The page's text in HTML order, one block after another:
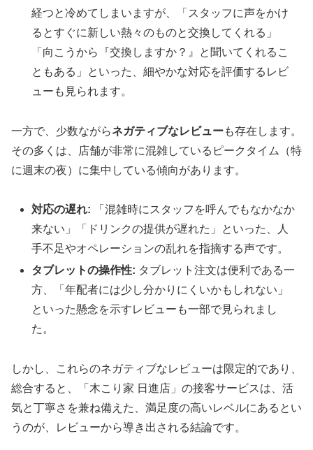
経つと冷めてしまいますが、「スタッフに声をかけ
るとすぐに新しい熱々のものと交換してくれる」
「向こうから『交換しますか？』と聞いてくれるこ
ともある」といった、細やかな対応を評価するレビ
ューも見られます。
一方で、少数ながらネガティブなレビューも存在します。
その多くは、店舗が非常に混雑しているピークタイム（特
に週末の夜）に集中している傾向があります。
対応の遅れ: 「混雑時にスタッフを呼んでもなかなか
来ない」「ドリンクの提供が遅れた」といった、人
手不足やオペレーションの乱れを指摘する声です。
タブレットの操作性: タブレット注文は便利である一
方、「年配者には少し分かりにくいかもしれない」
といった懸念を示すレビューも一部で見られまし
た。
しかし、これらのネガティブなレビューは限定的であり、
総合すると、「木こり家 日進店」の接客サービスは、活
気と丁寧さを兼ね備えた、満足度の高いレベルにあるとい
うのが、レビューから導き出される結論です。